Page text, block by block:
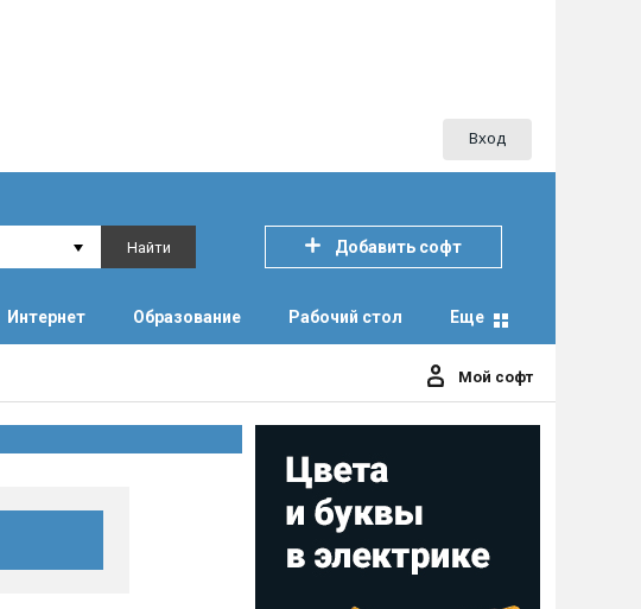
Вход
Найти Добавить софт
Интернет Образование Рабочий стол Еще
Мой софт